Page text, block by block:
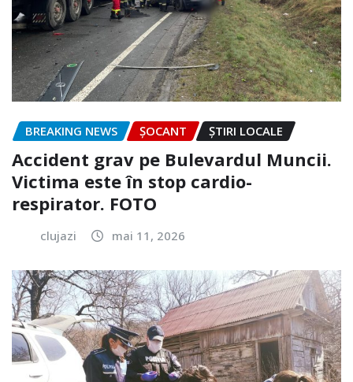
BREAKING NEWS ȘOCANT ȘTIRI LOCALE
Accident grav pe Bulevardul Muncii.
Victima este în stop cardio-
respirator. FOTO
clujazi mai 11, 2026